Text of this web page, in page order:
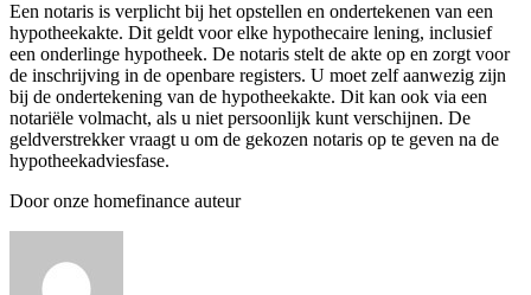
Een notaris is verplicht bij het opstellen en ondertekenen van een
hypotheekakte. Dit geldt voor elke hypothecaire lening, inclusief
een onderlinge hypotheek. De notaris stelt de akte op en zorgt voor
de inschrijving in de openbare registers. U moet zelf aanwezig zijn
bij de ondertekening van de hypotheekakte. Dit kan ook via een
notariële volmacht, als u niet persoonlijk kunt verschijnen. De
geldverstrekker vraagt u om de gekozen notaris op te geven na de
hypotheekadviesfase.
Door onze homefinance auteur